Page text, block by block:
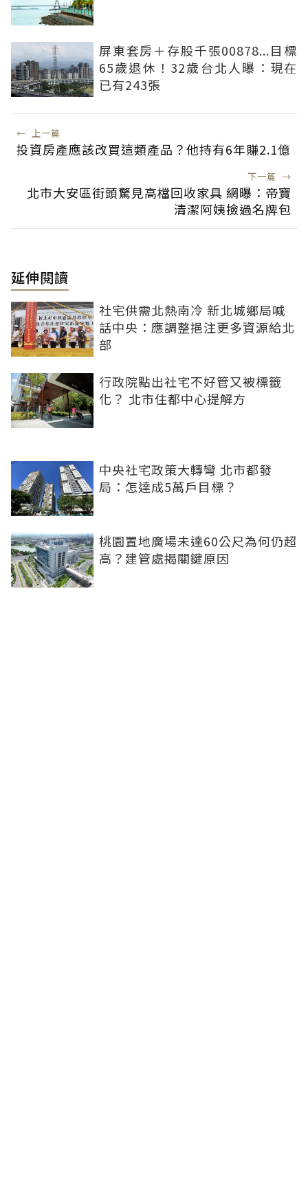
屏東套房＋存股千張00878...目標
65歲退休！32歲台北人曝：現在
已有243張
← 上一篇
投資房產應該改買這類產品？他持有6年賺2.1億
下一篇 →
北市大安區街頭驚見高檔回收家具 網曝：帝寶
清潔阿姨撿過名牌包
延伸閱讀
社宅供需北熱南冷 新北城鄉局喊
話中央：應調整挹注更多資源給北
部
行政院點出社宅不好管又被標籤
化？ 北市住都中心提解方
中央社宅政策大轉彎 北市都發
局：怎達成5萬戶目標？
桃園置地廣場未達60公尺為何仍超
高？建管處揭關鍵原因